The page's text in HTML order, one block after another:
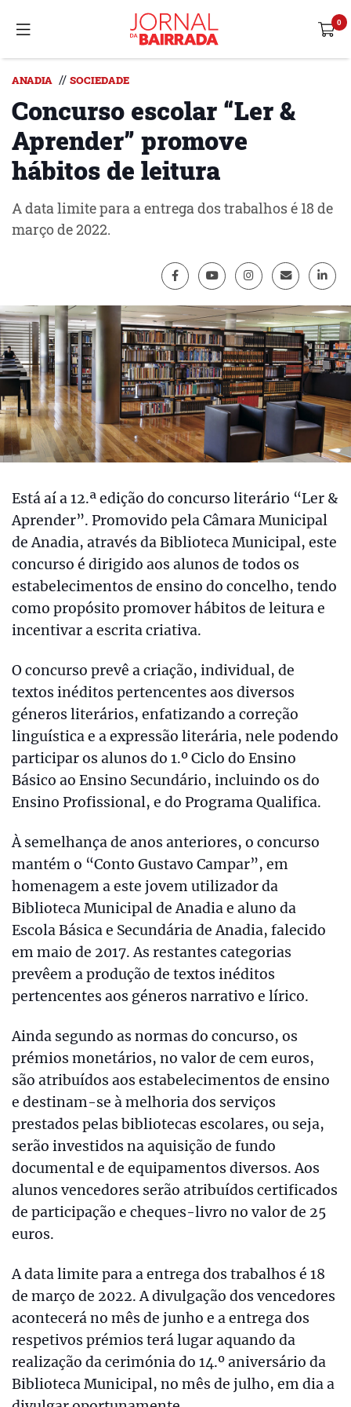
ANADIA // SOCIEDADE
Concurso escolar “Ler &
Aprender” promove
hábitos de leitura
A data limite para a entrega dos trabalhos é 18 de
março de 2022.
Está aí a 12.ª edição do concurso literário “Ler &
Aprender”. Promovido pela Câmara Municipal
de Anadia, através da Biblioteca Municipal, este
concurso é dirigido aos alunos de todos os
estabelecimentos de ensino do concelho, tendo
como propósito promover hábitos de leitura e
incentivar a escrita criativa.
O concurso prevê a criação, individual, de
textos inéditos pertencentes aos diversos
géneros literários, enfatizando a correção
linguística e a expressão literária, nele podendo
participar os alunos do 1.º Ciclo do Ensino
Básico ao Ensino Secundário, incluindo os do
Ensino Profissional, e do Programa Qualifica.
À semelhança de anos anteriores, o concurso
mantém o “Conto Gustavo Campar”, em
homenagem a este jovem utilizador da
Biblioteca Municipal de Anadia e aluno da
Escola Básica e Secundária de Anadia, falecido
em maio de 2017. As restantes categorias
prevêem a produção de textos inéditos
pertencentes aos géneros narrativo e lírico.
Ainda segundo as normas do concurso, os
prémios monetários, no valor de cem euros,
são atribuídos aos estabelecimentos de ensino
e destinam-se à melhoria dos serviços
prestados pelas bibliotecas escolares, ou seja,
serão investidos na aquisição de fundo
documental e de equipamentos diversos. Aos
alunos vencedores serão atribuídos certificados
de participação e cheques-livro no valor de 25
euros.
A data limite para a entrega dos trabalhos é 18
de março de 2022. A divulgação dos vencedores
acontecerá no mês de junho e a entrega dos
respetivos prémios terá lugar aquando da
realização da cerimónia do 14.º aniversário da
Biblioteca Municipal, no mês de julho, em dia a